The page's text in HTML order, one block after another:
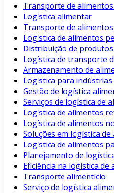
Transporte de
Logística alimentar
Transporte de alimentos
Logística de alimentos
Distribuição de
Logística de transporte
Armazenamento de
Logística para indústrias
Gestão de logística
Serviços de logística de
Logística de alimentos
Logística de alimentos
Soluções em logística de
Logística de alimentos
Planejamento de
Eficiência na logística de
Transporte alimentício
Serviço de logística